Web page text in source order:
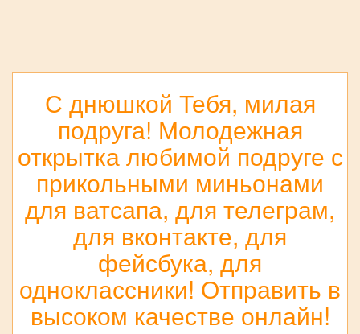
С днюшкой Тебя, милая
подруга! Молодежная
открытка любимой подруге с
прикольными миньонами
для ватсапа, для телеграм,
для вконтакте, для
фейсбука, для
одноклассники! Отправить в
высоком качестве онлайн!